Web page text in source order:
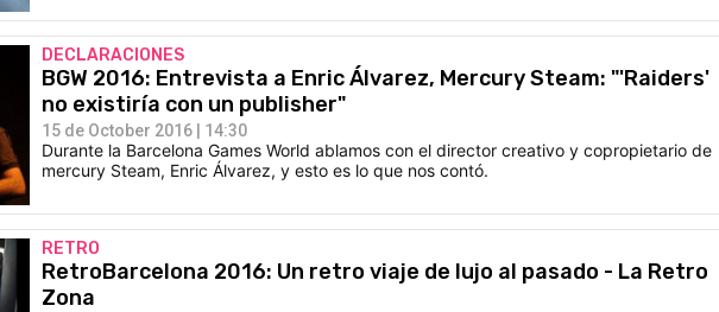
DECLARACIONES
BGW 2016: Entrevista a Enric Álvarez, Mercury Steam: "'Raiders'
no existiría con un publisher"
15 de October 2016 | 14:30
Durante la Barcelona Games World ablamos con el director creativo y copropietario de
mercury Steam, Enric Álvarez, y esto es lo que nos contó.
RETRO
RetroBarcelona 2016: Un retro viaje de lujo al pasado - La Retro
Zona